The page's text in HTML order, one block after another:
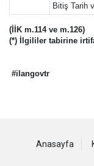
Bitiş Tarih
(İİK m.114 ve m.126)
(*) İlgililer tabirine
#ilangovtr
Anasayfa